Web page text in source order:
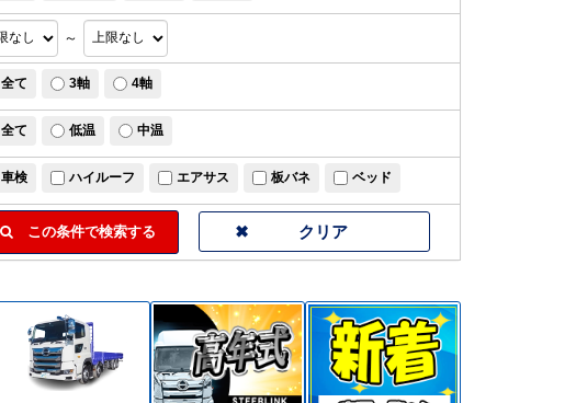
この条件で検索する
～
全て 3軸 4軸
全て 低温 中温
車検 ハイルーフ エアサス 板バネ ベッド